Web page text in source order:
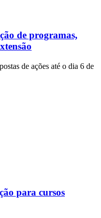
de programas,
de ações até o dia 6 de
para cursos